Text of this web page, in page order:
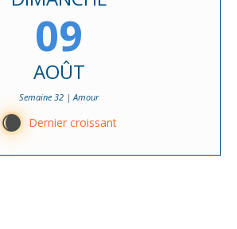
09
AOÛT
Semaine 32 | Amour
X Dernier croissant